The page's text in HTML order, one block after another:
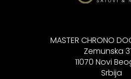
MASTER CHRONO
Zemunska
11070 Novi
Srbija